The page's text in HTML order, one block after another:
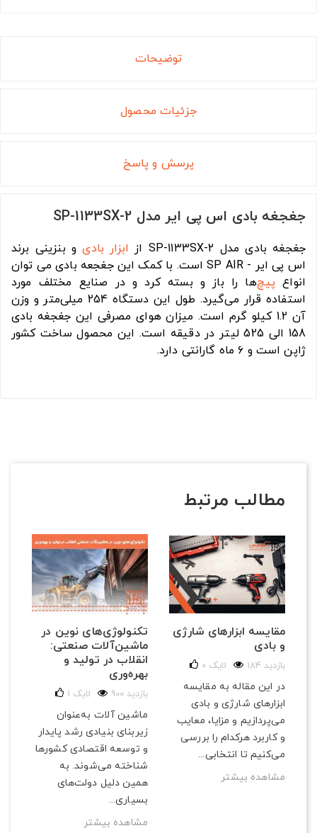
توضیحات
جزئیات محصول
پرسش و پاسخ
جغجغه بادی اس پی ایر مدل SP-1133SX-2
جغجغه بادی مدل SP-1133SX-2 از ابزار بادیو بنزینی برند
اس پی ایر - SP AIR است. با کمک این جغجعه بادی می توان
انواع پیچ‌ها را باز و بسته کرد و در صنایع مختلف مورد
استفاده قرار می‌گیرد. طول این دستگاه 254 میلی‌متر و وزن
آن 1.2 کیلو گرم است. میزان هوای مصرفی این جغجغه بادی
158 الی 525 لیتر در دقیقه است. این محصول ساخت کشور
ژاپن است و ۶ ماه گارانتی دارد.
مطالب مرتبط
تکنولوژی‌های نوین در
ماشین‌آلات صنعتی:
انقلاب در تولید و
بهره‌وری
900 بازدید 1 لایک
ماشین آلات به‌عنوان
زیربنای بنیادی رشد پایدار
و توسعه اقتصادی کشورها
شناخته می‌شوند. به
همین دلیل دولت‌های
بسیاری...
مشاهده بیشتر
مقایسه ابزارهای شارژی
و بادی
184 بازدید 0 لایک
در این مقاله به مقایسه
ابزارهای شارژی و بادی
می‌پردازیم و مزایا، معایب
و کاربرد هرکدام را بررسی
می‌کنیم تا انتخابی...
مشاهده بیشتر